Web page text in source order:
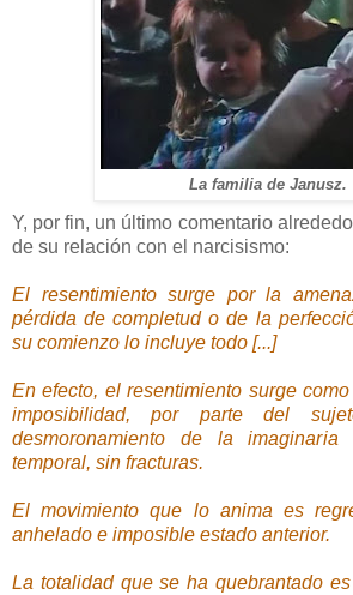
La familia de Janusz.
Y, por fin, un último comentario
de su relación con el narcisismo:
El resentimiento surge por la
pérdida de completud o de la
su comienzo lo incluye todo [...]
En efecto, el resentimiento surge
imposibilidad, por parte del
desmoronamiento de la
temporal, sin fracturas.
El movimiento que lo anima es
anhelado e imposible estado anterior.
La totalidad que se ha quebrantado